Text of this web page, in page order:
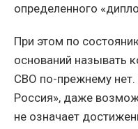
определенного
При этом по
оснований называть
СВО по-прежнему нет.
Россия», даже
не означает